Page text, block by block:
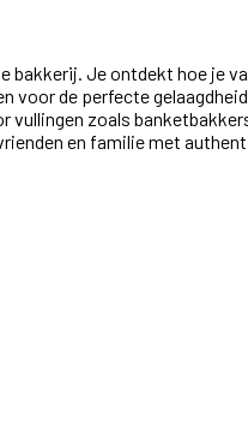
Je ontdekt hoe je
voor de perfecte
zoals
en familie met